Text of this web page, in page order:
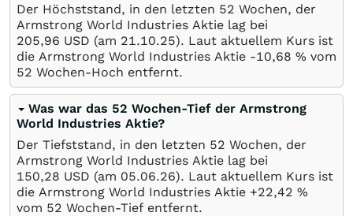
Der Höchststand, in den letzten 52 Wochen, der
Armstrong World Industries Aktie lag bei
205,96 USD (am 21.10.25). Laut aktuellem Kurs ist
die Armstrong World Industries Aktie -10,68 % vom
52 Wochen-Hoch entfernt.
Was war das 52 Wochen-Tief der Armstrong
World Industries Aktie?
Der Tiefststand, in den letzten 52 Wochen, der
Armstrong World Industries Aktie lag bei
150,28 USD (am 05.06.26). Laut aktuellem Kurs ist
die Armstrong World Industries Aktie +22,42 %
vom 52 Wochen-Tief entfernt.